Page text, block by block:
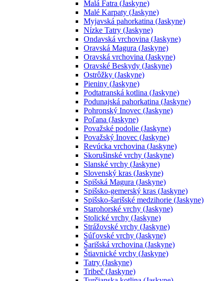
Malá Fatra (Jaskyne)
Malé Karpaty (Jaskyne)
Myjavská pahorkatina (Jaskyne)
Nízke Tatry (Jaskyne)
Ondavská vrchovina (Jaskyne)
Oravská Magura (Jaskyne)
Oravská vrchovina (Jaskyne)
Oravské Beskydy (Jaskyne)
Ostrôžky (Jaskyne)
Pieniny (Jaskyne)
Podtatranská kotlina (Jaskyne)
Podunajská pahorkatina (Jaskyne)
Pohronský Inovec (Jaskyne)
Poľana (Jaskyne)
Považské podolie (Jaskyne)
Považský Inovec (Jaskyne)
Revúcka vrchovina (Jaskyne)
Skorušinské vrchy (Jaskyne)
Slanské vrchy (Jaskyne)
Slovenský kras (Jaskyne)
Spišská Magura (Jaskyne)
Spišsko-gemerský kras (Jaskyne)
Spišsko-šarišské medzihorie (Jaskyne)
Starohorské vrchy (Jaskyne)
Stolické vrchy (Jaskyne)
Strážovské vrchy (Jaskyne)
Súľovské vrchy (Jaskyne)
Šarišská vrchovina (Jaskyne)
Štiavnické vrchy (Jaskyne)
Tatry (Jaskyne)
Tribeč (Jaskyne)